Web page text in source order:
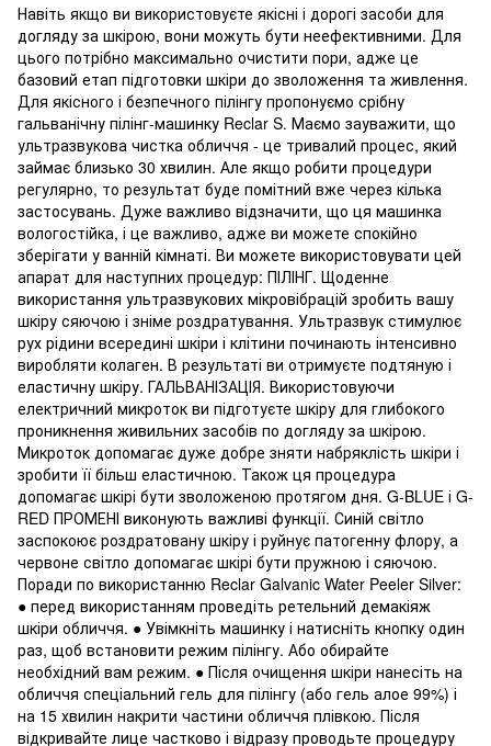
Навіть якщо ви використовуєте якісні і дорогі засоби для
догляду за шкірою, вони можуть бути неефективними. Для
цього потрібно максимально очистити пори, адже це
базовий етап підготовки шкіри до зволоження та живлення.
Для якісного і безпечного пілінгу пропонуємо срібну
гальванічну пілінг-машинку Reclar S. Маємо зауважити, що
ультразвукова чистка обличчя - це тривалий процес, який
займає близько 30 хвилин. Але якщо робити процедури
регулярно, то результат буде помітний вже через кілька
застосувань. Дуже важливо відзначити, що ця машинка
вологостійка, і це важливо, адже ви можете спокійно
зберігати у ванній кімнаті. Ви можете використовувати цей
апарат для наступних процедур: ПІЛІНГ. Щоденне
використання ультразвукових мікровібрацій зробить вашу
шкіру сяючою і зніме роздратування. Ультразвук стимулює
рух рідини всередині шкіри і клітини починають інтенсивно
виробляти колаген. В результаті ви отримуєте подтяную і
еластичну шкіру. ГАЛЬВАНІЗАЦІЯ. Використовуючи
електричний микроток ви підготуєте шкіру для глибокого
проникнення живильних засобів по догляду за шкірою.
Микроток допомагає дуже добре зняти набряклість шкіри і
зробити її більш еластичною. Також ця процедура
допомагає шкірі бути зволоженою протягом дня. G-BLUE і G-
RED ПРОМЕНІ виконують важливі функції. Синій світло
заспокоює роздратовану шкіру і руйнує патогенну флору, а
червоне світло допомагає шкірі бути пружною і сяючою.
Поради по використанню Reclar Galvanic Water Peeler Silver:
● перед використанням проведіть ретельний демакіяж
шкіри обличчя. ● Увімкніть машинку і натисніть кнопку один
раз, щоб встановити режим пілінгу. Або обирайте
необхідний вам режим. ● Після очищення шкіри нанесіть на
обличчя спеціальний гель для пілінгу (або гель алое 99%) і
на 15 хвилин накрити частини обличчя плівкою. Після
відкривайте лице частково і відразу проводьте процедуру